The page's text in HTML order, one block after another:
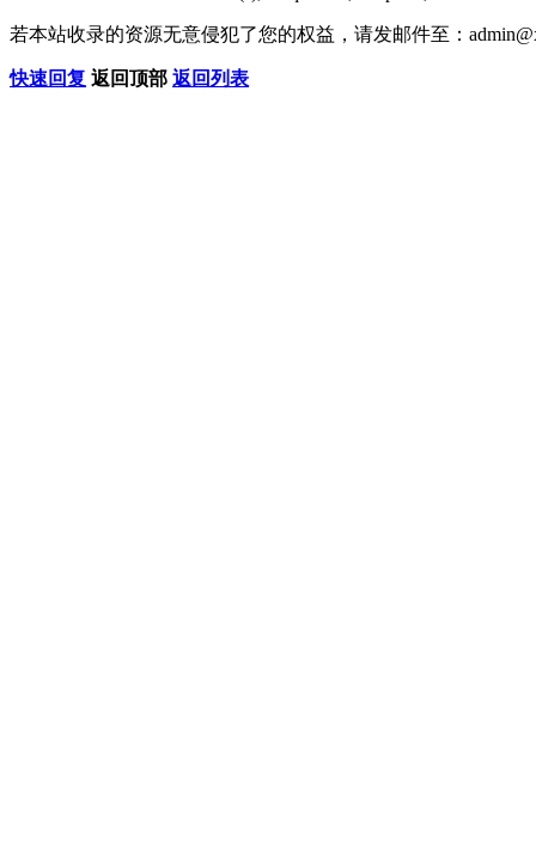
若本站收录的资源无意侵犯了您的权益，请发邮件至：
快速回复 返回顶部 返回列表